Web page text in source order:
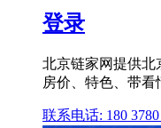
登录
北京链家网提供北
房价、特色、带看
联系电话: 180 3780